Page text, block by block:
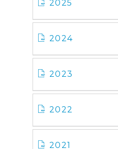
2025
2024
2023
2022
2021